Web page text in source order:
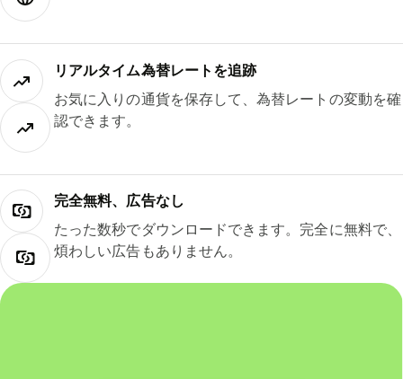
リアルタイム為替レートを追跡
お気に入りの通貨を保存して、為替レートの変動を確
認できます。
完全無料、広告なし
たった数秒でダウンロードできます。完全に無料で、
煩わしい広告もありません。